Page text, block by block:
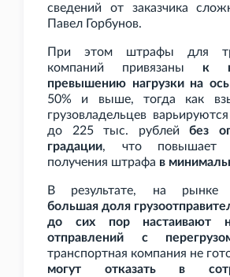
сведений от заказчика
Павел Горбунов.
При этом штрафы для
компаний привязаны к
превышению нагрузки на ось
50% и выше, тогда как
грузовладельцев
до 225
тыс. рублейбез
градации, что повышает
получения штрафа в
В результате, на рынке
большая доля
до сих пор настаивают
отправлений с
транспортная компания не
могут отказать в